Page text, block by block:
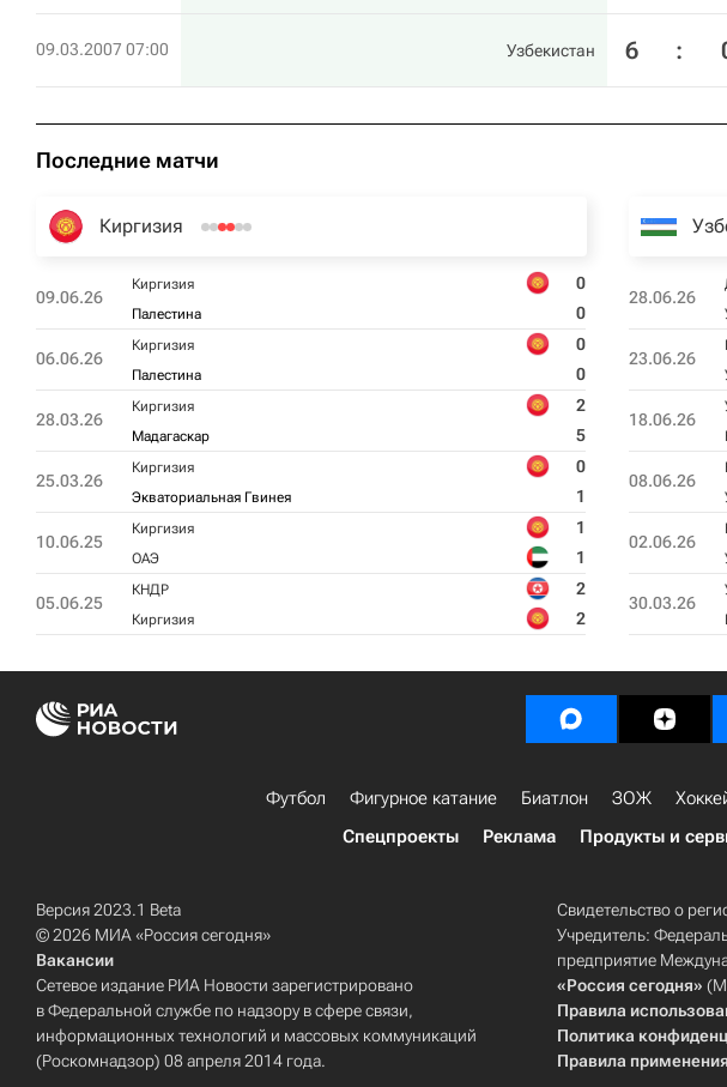
09.03.2007 07:00 Узбекистан 6 :
Последние матчи
Киргизия
09.06.26
Киргизия 0
Палестина 0
06.06.26
Киргизия 0
Палестина 0
28.03.26
Киргизия 2
Мадагаскар 5
25.03.26
Киргизия 0
Экваториальная Гвинея 1
10.06.25
Киргизия 1
ОАЭ 1
05.06.25
КНДР 2
Киргизия 2
28.06.26
23.06.26
18.06.26
08.06.26
02.06.26
30.03.26
Футбол Фигурное катание Биатлон ЗОЖ
Спецпроекты
Реклама Продукты и
Версия 2023.1 Beta
© 2026 МИА «Россия сегодня»
Вакансии
Сетевое издание РИА Новости зарегистрировано
в Федеральной службе по надзору в сфере связи,
информационных технологий и массовых коммуникаций
(Роскомнадзор) 08 апреля 2014 года.
Свидетельство о
Учредитель:
предприятие
«Россия сегодня»
Правила
Политика
Правила